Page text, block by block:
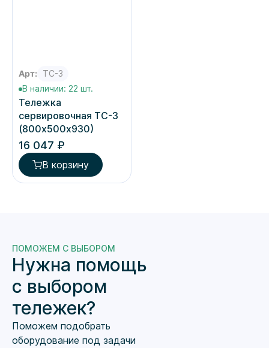
Арт:
ТС-3
В наличии: 22 шт.
Тележка
сервировочная ТС-3
(800х500х930)
16 047 ₽
В корзину
ПОМОЖЕМ С ВЫБОРОМ
Нужна помощь
с выбором
тележек?
Поможем подобрать
оборудование под задачи